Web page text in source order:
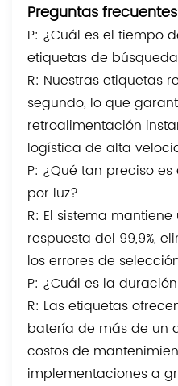
Preguntas frecuentes
P: ¿Cuál es el tiempo
etiquetas de
R: Nuestras etiquetas
segundo, lo que
retroalimentación
logística de alta
P: ¿Qué tan preciso
por luz?
R: El sistema
respuesta del 99,9%,
los errores de
P: ¿Cuál es la
R: Las etiquetas
batería de más de un
costos de
implementaciones a